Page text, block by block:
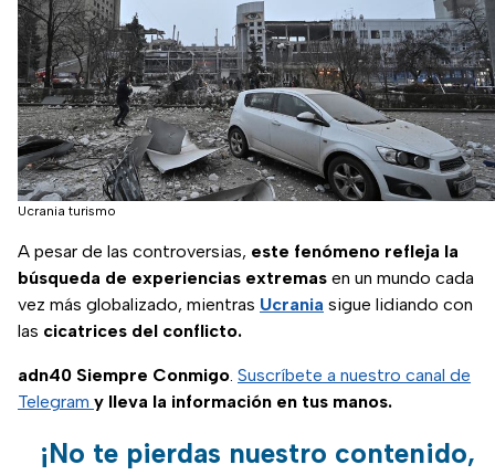
Ucrania turismo
A pesar de las controversias, este fenómeno refleja la
búsqueda de experiencias extremas en un mundo cada
vez más globalizado, mientras Ucrania sigue lidiando con
las cicatrices del conflicto.
adn40 Siempre Conmigo Suscríbete a nuestro canal de
Telegram y lleva la información en tus manos.
¡No te pierdas nuestro contenido,